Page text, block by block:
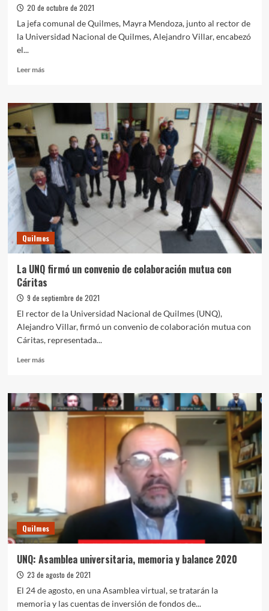
20 de octubre de 2021
La jefa comunal de Quilmes, Mayra Mendoza, junto al rector de
la Universidad Nacional de Quilmes, Alejandro Villar, encabezó
el...
Leer másLeer
Conectar
Igualdad:
Entrega
netbooks
a
la
escuela
técnica
UNQ
Quilmes
La UNQ firmó un convenio de colaboración mutua con
Cáritas
9 de septiembre de 2021
El rector de la Universidad Nacional de Quilmes (UNQ),
Alejandro Villar, firmó un convenio de colaboración mutua con
Cáritas, representada...
Leer másLeer
La
UNQ
firmó
Quilmes
UNQ: Asamblea universitaria, memoria y balance 2020
23 de agosto de 2021
El 24 de agosto, en una Asamblea virtual, se tratarán la
memoria y las cuentas de inversión de fondos de...